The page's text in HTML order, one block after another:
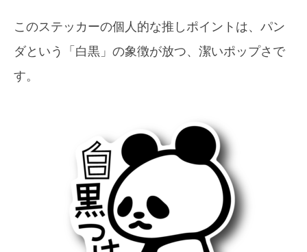
このステッカーの個人的な推しポイントは、パン
ダという「白黒」の象徴が放つ、潔いポップさで
す。